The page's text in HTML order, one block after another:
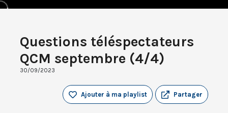
Questions téléspectateurs
QCM septembre (4/4)
30/09/2023
Partager
Ajouter à ma playlist